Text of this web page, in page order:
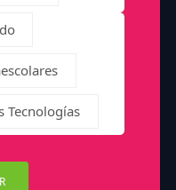
Tecnologías